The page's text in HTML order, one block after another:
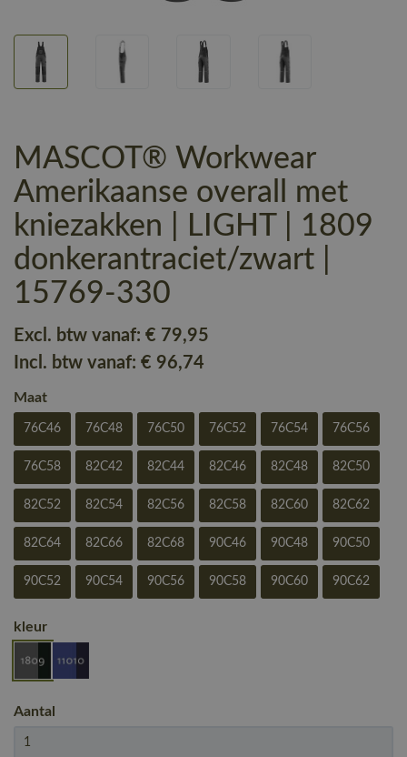
MASCOT® Workwear
Amerikaanse overall met
kniezakken | LIGHT | 1809
donkerantraciet/zwart |
15769-330
Excl. btw vanaf: € 79,95
Incl. btw vanaf: € 96,74
Maat
76C46 76C48 76C50 76C52 76C54 76C56
76C58 82C42 82C44 82C46 82C48 82C50
82C52 82C54 82C56 82C58 82C60 82C62
82C64 82C66 82C68 90C46 90C48 90C50
90C52 90C54 90C56 90C58 90C60 90C62
kleur
Aantal